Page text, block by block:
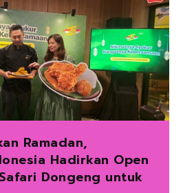
Ramadan,
Hadirkan Open
Dongeng untuk